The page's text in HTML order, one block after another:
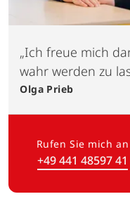
„Ich freue mich
wahr werden zu
Olga Prieb
Rufen Sie mich an
+49 441 48597 41
(Link